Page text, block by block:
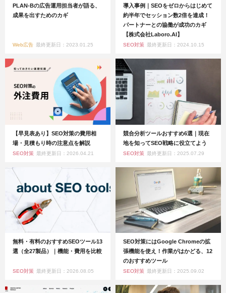
PLAN-Bの広告運用担当者が語る、
成果を出すためのカギ
Web広告 最終更新日：2023.01.25
導入事例｜SEOをゼロからはじめて
約半年でセッション数2倍を達成！
パートナーとの協働が成功のカギ
【株式会社Laboro.AI】
SEO対策 最終更新日：2024.10.15
【早見表あり】SEO対策の費用相
場・見積もり時の注意点を解説
SEO対策 最終更新日：2026.04.21
競合分析ツールおすすめ6選｜現在
地を知ってSEO戦略に役立てよう
SEO対策 最終更新日：2025.07.29
無料・有料のおすすめSEOツール13
選（全27製品）｜機能・費用を比較
SEO対策 最終更新日：2026.08.05
SEO対策にはGoogle Chromeの拡
張機能を使え！作業がはかどる、12
のおすすめツール
SEO対策 最終更新日：2025.09.02